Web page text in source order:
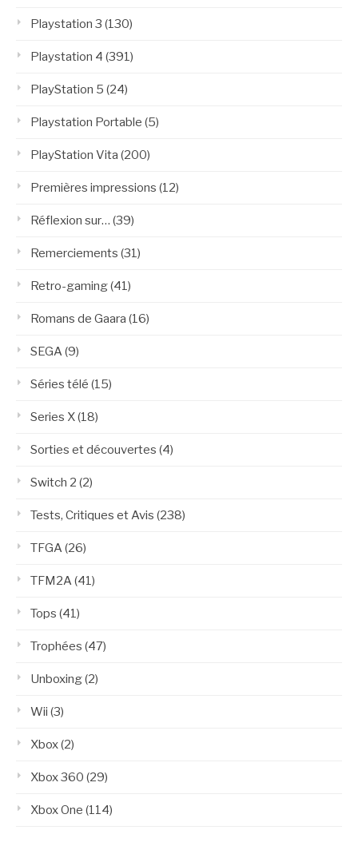
Playstation 3 (130)
Playstation 4 (391)
PlayStation 5 (24)
Playstation Portable (5)
PlayStation Vita (200)
Premières impressions (12)
Réflexion sur… (39)
Remerciements (31)
Retro-gaming(41)
Romans de Gaara (16)
SEGA(9)
Séries télé (15)
Series X(18)
Sorties et découvertes (4)
Switch 2 (2)
Tests, Critiques et Avis (238)
TFGA(26)
TFM2A(41)
Tops (41)
Trophées (47)
Unboxing(2)
Wii (3)
Xbox(2)
Xbox 360 (29)
Xbox One (114)